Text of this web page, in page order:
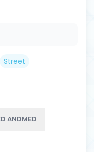
Street
ANDMED